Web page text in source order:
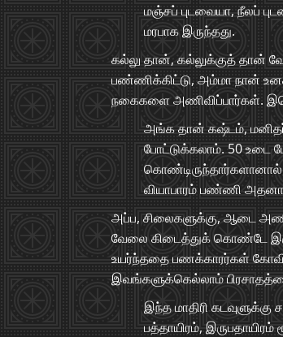
மஞ்சப் புடவையா, நீலப்
மரபாக இருந்தது.
கல்லு தான், கல்லுக்குத் தான்
பண்ணிக்கிட்டு, அம்மா நான்
நகைகளை அணிவிப்பார்கள்.
அங்க தான் கஷ்டம்,
போட்டுக்கலாம். 50 உடை
வியாபாரம் பண்ணி
அப்ப, சிலைகளுக்கு, ஆடை
வேலை கிடைத்துக் கொண்டே
உயர்ந்ததை பணக்காரர்கள்
இவங்களுக்கெல்லாம்
இந்த மாதிரி
பத்தாயிரம்,